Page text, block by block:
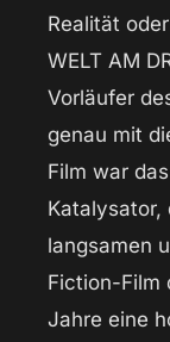
Realität
WELT AM
Vorläufer
genau mit
Film war
Katalysator,
langsamen
Fiction-Film
Jahre eine